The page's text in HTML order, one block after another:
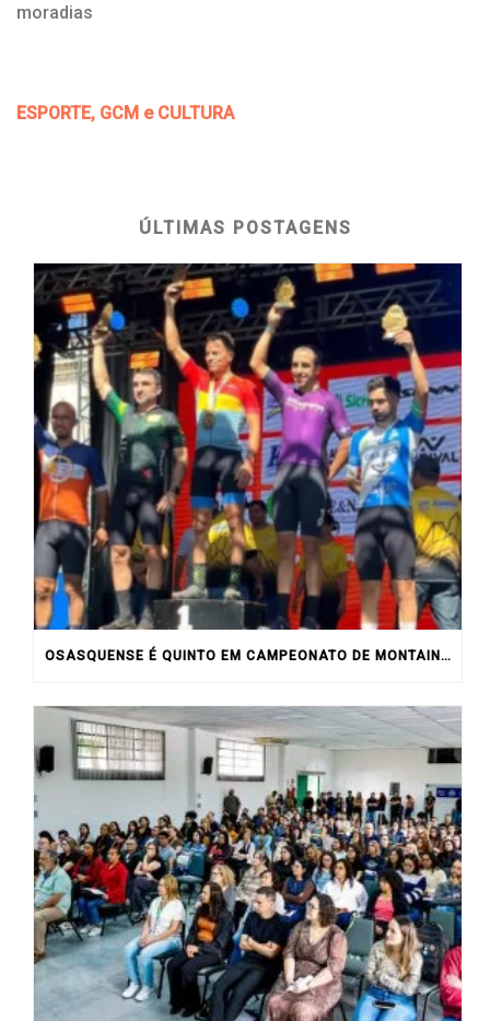
moradias
ESPORTE, GCM e CULTURA
ÚLTIMAS POSTAGENS
OSASQUENSE É QUINTO EM CAMPEONATO DE MONTAIN BIKE NO INTERIOR DO ESTADO